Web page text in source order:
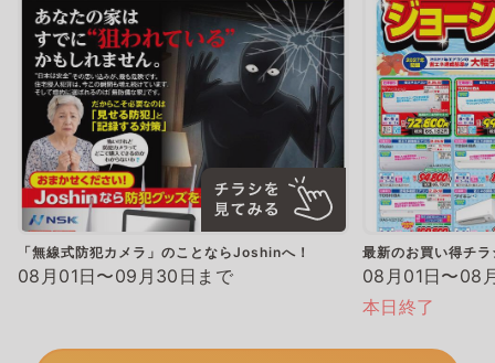
「無線式防犯カメラ」のことならJoshinへ！
08月01日〜09月30日まで
最新のお買い得チラ
08月01日〜08
本日終了